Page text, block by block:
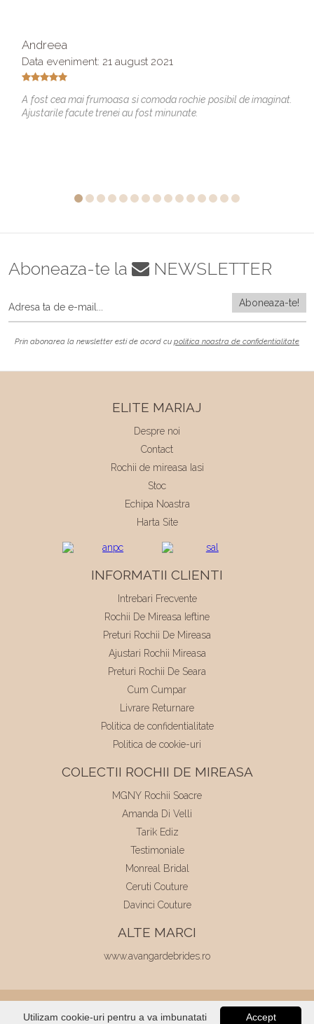
Andreea
Data eveniment: 21 august 2021
A fost cea mai frumoasa si comoda rochie posibil de imaginat.
Ajustarile facute trenei au fost minunate.
Aboneaza-te la NEWSLETTER
Prin abonarea la newsletter esti de acord cu politica noastra de confidentialitate
ELITE MARIAJ
Despre noi
Contact
Rochii de mireasa Iasi
Stoc
Echipa Noastra
Harta Site
INFORMATII CLIENTI
Intrebari Frecvente
Rochii De Mireasa Ieftine
Preturi Rochii De Mireasa
Ajustari Rochii Mireasa
Preturi Rochii De Seara
Cum Cumpar
Livrare Returnare
Politica de confidentialitate
Politica de cookie-uri
COLECTII ROCHII DE MIREASA
MGNY Rochii Soacre
Amanda Di Velli
Tarik Ediz
Testimoniale
Monreal Bridal
Ceruti Couture
Davinci Couture
ALTE MARCI
www.avangardebrides.ro
© 2026Elite Mariaj | Toate drepturile
Accept
Utilizam cookie-uri pentru a va imbunatati